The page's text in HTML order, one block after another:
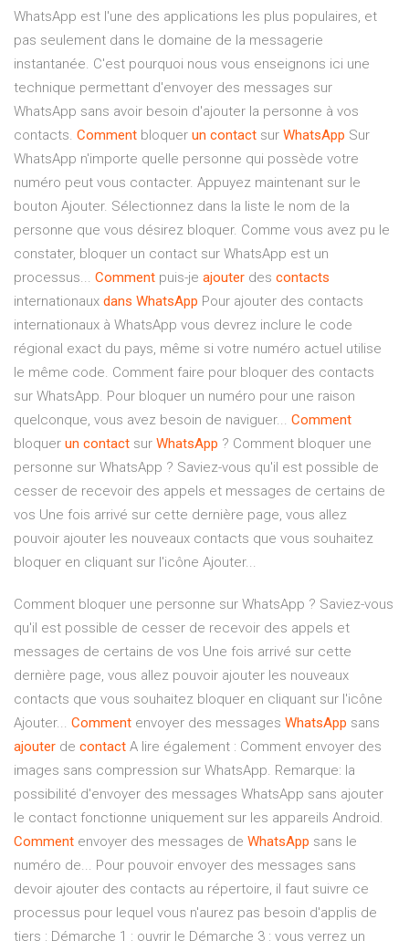
WhatsApp est l'une des applications les plus populaires, et
pas seulement dans le domaine de la messagerie
instantanée. C'est pourquoi nous vous enseignons ici une
technique permettant d'envoyer des messages sur
WhatsApp sans avoir besoin d'ajouter la personne à vos
contacts. Comment bloquer un contact sur WhatsApp Sur
WhatsApp n'importe quelle personne qui possède votre
numéro peut vous contacter. Appuyez maintenant sur le
bouton Ajouter. Sélectionnez dans la liste le nom de la
personne que vous désirez bloquer. Comme vous avez pu le
constater, bloquer un contact sur WhatsApp est un
processus... Comment puis-je ajouter des contacts
internationaux dans WhatsApp Pour ajouter des contacts
internationaux à WhatsApp vous devrez inclure le code
régional exact du pays, même si votre numéro actuel utilise
le même code. Comment faire pour bloquer des contacts
sur WhatsApp. Pour bloquer un numéro pour une raison
quelconque, vous avez besoin de naviguer... Comment
bloquer un contact sur WhatsApp ? Comment bloquer une
personne sur WhatsApp ? Saviez-vous qu'il est possible de
cesser de recevoir des appels et messages de certains de
vos Une fois arrivé sur cette dernière page, vous allez
pouvoir ajouter les nouveaux contacts que vous souhaitez
bloquer en cliquant sur l'icône Ajouter...
Comment bloquer une personne sur WhatsApp ? Saviez-vous
qu'il est possible de cesser de recevoir des appels et
messages de certains de vos Une fois arrivé sur cette
dernière page, vous allez pouvoir ajouter les nouveaux
contacts que vous souhaitez bloquer en cliquant sur l'icône
Ajouter... Comment envoyer des messages WhatsApp sans
ajouter de contact A lire également : Comment envoyer des
images sans compression sur WhatsApp. Remarque: la
possibilité d'envoyer des messages WhatsApp sans ajouter
le contact fonctionne uniquement sur les appareils Android.
Comment envoyer des messages de WhatsApp sans le
numéro de... Pour pouvoir envoyer des messages sans
devoir ajouter des contacts au répertoire, il faut suivre ce
processus pour lequel vous n'aurez pas besoin d'applis de
tiers : Démarche 1 : ouvrir le Démarche 3 : vous verrez un